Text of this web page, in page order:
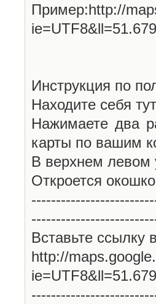
Пример:http://
Инструкция по
Находите себя
Нажимаете два
карты по вашим
В верхнем левом
Откроется окошко
Вставьте ссылку
http://